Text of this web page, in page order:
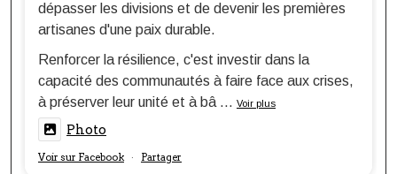
dépasser les divisions et de devenir les premières
artisanes d'une paix durable.
Renforcer la résilience, c'est investir dans la
capacité des communautés à faire face aux crises,
à préserver leur unité et à bâ ... Voir plus
Photo
Voir sur Facebook · Partager